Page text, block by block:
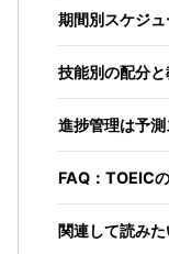
期間別スケジュ
技能別の配分
進捗管理は予測
FAQ：TOEIC
関連して読み